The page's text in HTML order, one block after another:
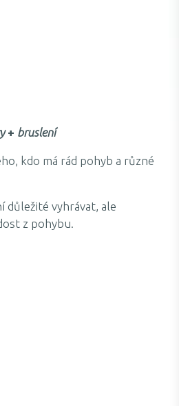
+ bruslení
kdo má rád pohyb a různé
důležité vyhrávat, ale
z pohybu.